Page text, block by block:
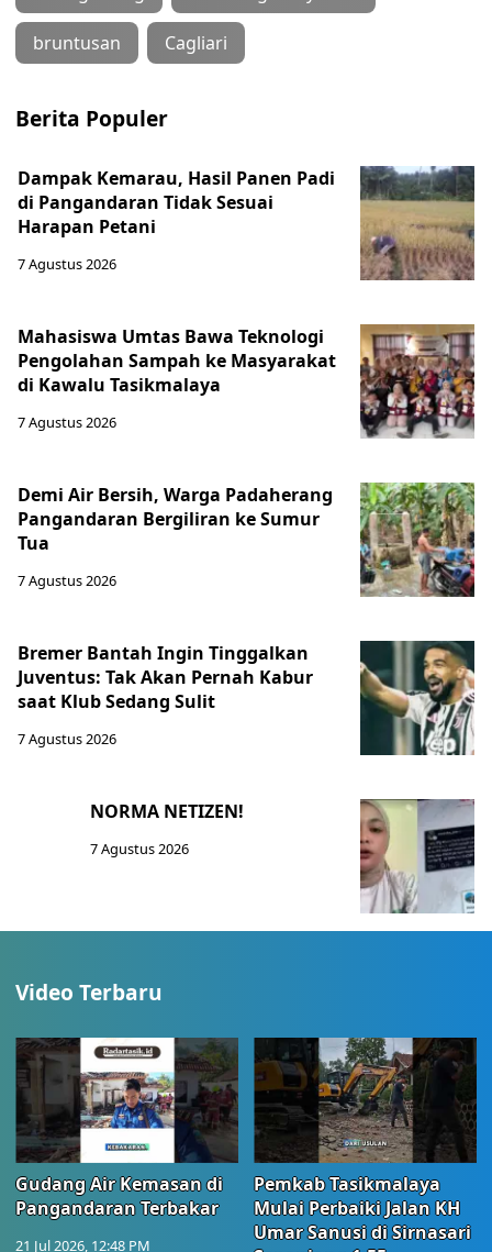
bruntusan Cagliari
Berita Populer
Dampak Kemarau, Hasil Panen Padi
di Pangandaran Tidak Sesuai
Harapan Petani
7 Agustus 2026
Mahasiswa Umtas Bawa Teknologi
Pengolahan Sampah ke Masyarakat
di Kawalu Tasikmalaya
7 Agustus 2026
Demi Air Bersih, Warga Padaherang
Pangandaran Bergiliran ke Sumur
Tua
7 Agustus 2026
Bremer Bantah Ingin Tinggalkan
Juventus: Tak Akan Pernah Kabur
saat Klub Sedang Sulit
7 Agustus 2026
NORMA NETIZEN!
7 Agustus 2026
Video Terbaru
Gudang Air Kemasan di
Pangandaran Terbakar
21 Jul 2026, 12:48 PM
Pemkab Tasikmalaya
Mulai Perbaiki Jalan KH
Umar Sanusi di Sirnasari